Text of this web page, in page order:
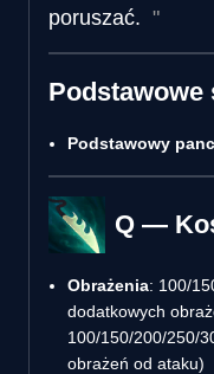
poruszać.
Podstawowe
Podstawowy
Q —
Obrażenia: 100/
dodatkowych
100/150/200/250/
obrażeń od ataku)